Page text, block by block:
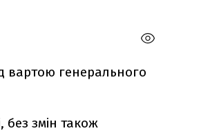
вартою генерального
без змін також